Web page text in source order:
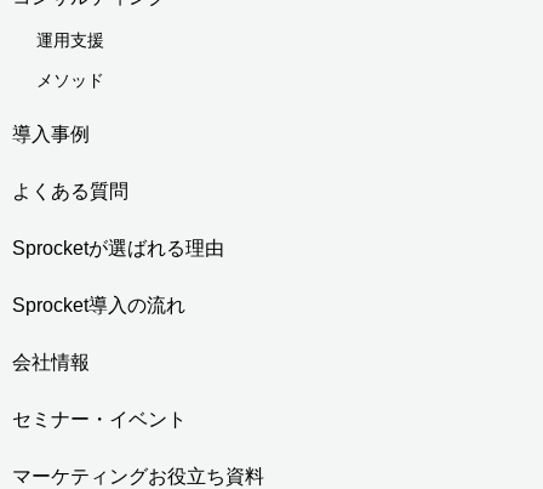
運用支援
メソッド
導入事例
よくある質問
Sprocketが選ばれる理由
Sprocket導入の流れ
会社情報
セミナー・イベント
マーケティングお役立ち資料